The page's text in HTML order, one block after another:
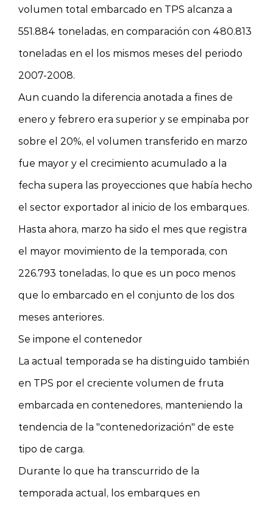
volumen total embarcado en TPS alcanza a
551.884 toneladas, en comparación con 480.813
toneladas en el los mismos meses del periodo
2007-2008.
Aun cuando la diferencia anotada a fines de
enero y febrero era superior y se empinaba por
sobre el 20%, el volumen transferido en marzo
fue mayor y el crecimiento acumulado a la
fecha supera las proyecciones que había hecho
el sector exportador al inicio de los embarques.
Hasta ahora, marzo ha sido el mes que registra
el mayor movimiento de la temporada, con
226.793 toneladas, lo que es un poco menos
que lo embarcado en el conjunto de los dos
meses anteriores.
Se impone el contenedor
La actual temporada se ha distinguido también
en TPS por el creciente volumen de fruta
embarcada en contenedores, manteniendo la
tendencia de la "contenedorización" de este
tipo de carga.
Durante lo que ha transcurrido de la
temporada actual, los embarques en